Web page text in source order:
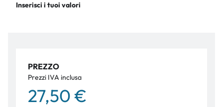
Inserisci i tuoi valori
PREZZO
Prezzi IVA inclusa
27,50 €